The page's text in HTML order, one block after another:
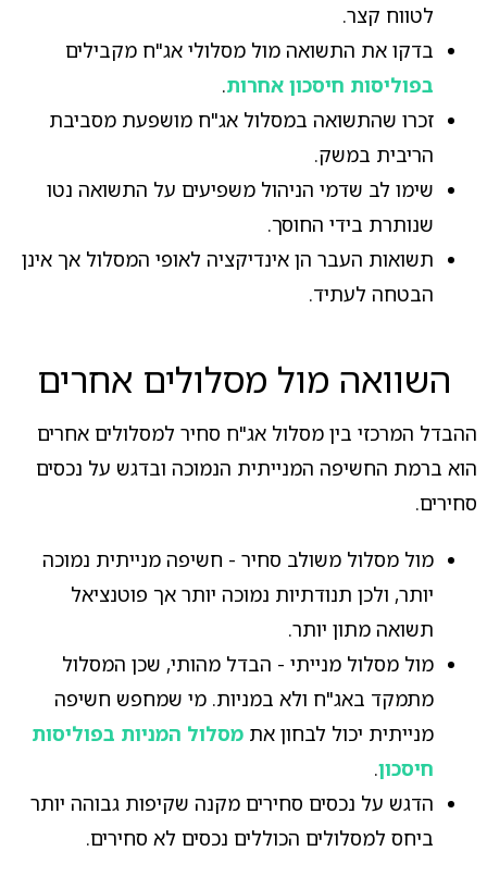
לטווח קצר.
בדקו את התשואה מול מסלולי אג"ח מקבילים
בפוליסות חיסכון אחרות.
זכרו שהתשואה במסלול אג"ח מושפעת מסביבת
הריבית במשק.
שימו לב שדמי הניהול משפיעים על התשואה נטו
שנותרת בידי החוסך.
תשואות העבר הן אינדיקציה לאופי המסלול אך אינן
הבטחה לעתיד.
השוואה מול מסלולים אחרים
ההבדל המרכזי בין מסלול אג"ח סחיר למסלולים אחרים
הוא ברמת החשיפה המנייתית הנמוכה ובדגש על נכסים
סחירים.
מול מסלול משולב סחיר - חשיפה מנייתית נמוכה
יותר, ולכן תנודתיות נמוכה יותר אך פוטנציאל
תשואה מתון יותר.
מול מסלול מנייתי - הבדל מהותי, שכן המסלול
מתמקד באג"ח ולא במניות. מי שמחפש חשיפה
מנייתית יכול לבחון את מסלול המניות בפוליסות
חיסכון.
הדגש על נכסים סחירים מקנה שקיפות גבוהה יותר
ביחס למסלולים הכוללים נכסים לא סחירים.